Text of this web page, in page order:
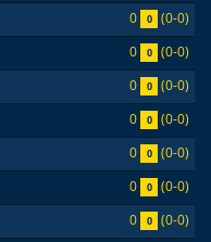
0 0
(0-0)
0 0
(0-0)
0 0
(0-0)
0 0
(0-0)
0 0
(0-0)
0 0
(0-0)
0 0 (0-0)